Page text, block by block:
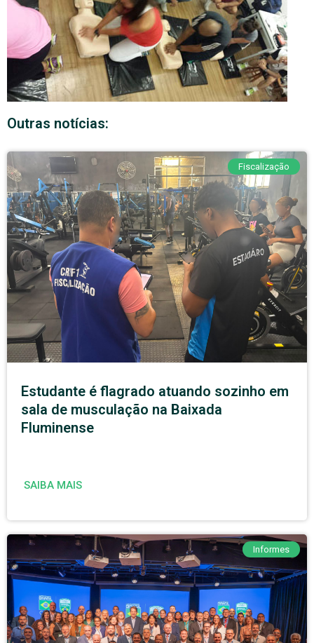
Outras notícias:
Fiscalização
Estudante é flagrado atuando sozinho em
sala de musculação na Baixada
Fluminense
SAIBA MAIS
Informes